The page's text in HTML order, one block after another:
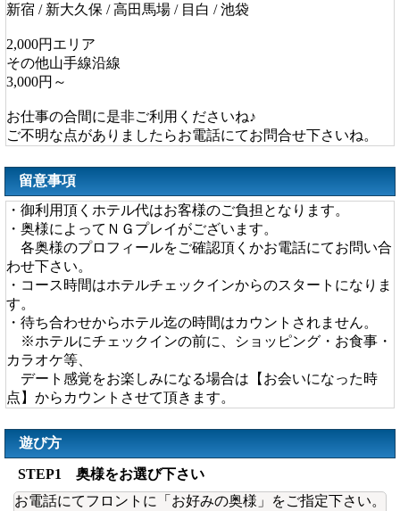
新宿 / 新大久保 / 高田馬場 / 目白 / 池袋
2,000円エリア
その他山手線沿線
3,000円～
お仕事の合間に是非ご利用くださいね♪
ご不明な点がありましたらお電話にてお問合せ下さいね。
留意事項
・御利用頂くホテル代はお客様のご負担となります。
・奥様によってＮＧプレイがございます。
各奥様のプロフィールをご確認頂くかお電話にてお問い合
わせ下さい。
・コース時間はホテルチェックインからのスタートになりま
す。
・待ち合わせからホテル迄の時間はカウントされません。
※ホテルにチェックインの前に、ショッピング・お食事・
カラオケ等、
デート感覚をお楽しみになる場合は【お会いになった時
点】からカウントさせて頂きます。
遊び方
STEP1 奥様をお選び下さい
お電話にてフロントに「お好みの奥様」をご指定下さい。